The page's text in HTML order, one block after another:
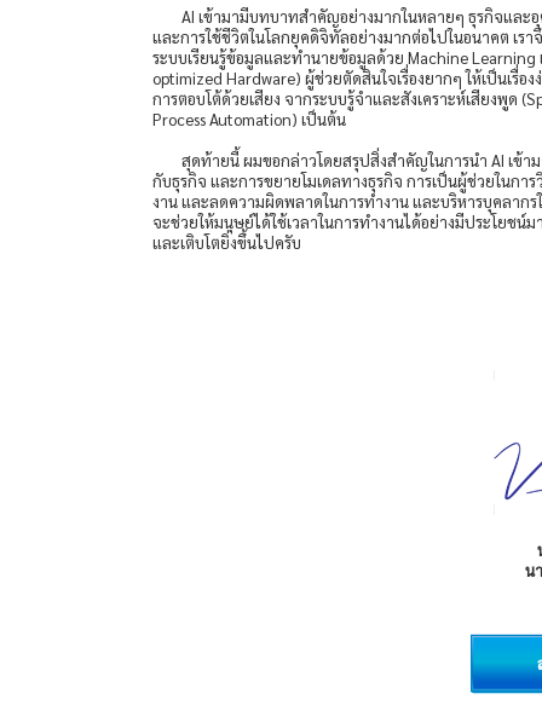
AI เข้ามามีบทบาทสำคัญอย่างมากในหลายๆ ธุรกิจแล
และการใช้ชีวิตในโลกยุคดิจิทัลอย่างมากต่อไปในอนาคต เร
ระบบเรียนรู้ข้อมูลและทำนายข้อมูลด้วย Machine
optimized Hardware) ผู้ช่วยตัดสินใจเรื่องยากๆ ให้เป็นเรื่อ
การตอบโต้ด้วยเสียง จากระบบรู้จำและสังเคราะห์เสียงพูด
Process Automation) เป็นต้น
สุดท้ายนี้ ผมขอกล่าวโดยสรุปสิ่งสำคัญในการนำ AI เข้า
กับธุรกิจ และการขยายโมเดลทางธุรกิจ การเป็นผู้ช่วยในกา
งาน และลดความผิดพลาดในการทำงาน และบริหารบุคลาก
จะช่วยให้มนุษย์ได้ใช้เวลาในการทำงานได้อย่างมีประโยช
และเติบโตยิ่งขึ้นไปครับ
น